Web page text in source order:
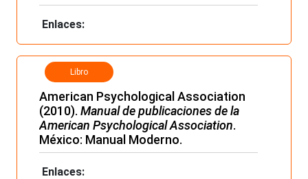
Enlaces:
Libro
American Psychological Association
(2010). Manual de publicaciones de la
American Psychological Association.
México: Manual Moderno.
Enlaces: